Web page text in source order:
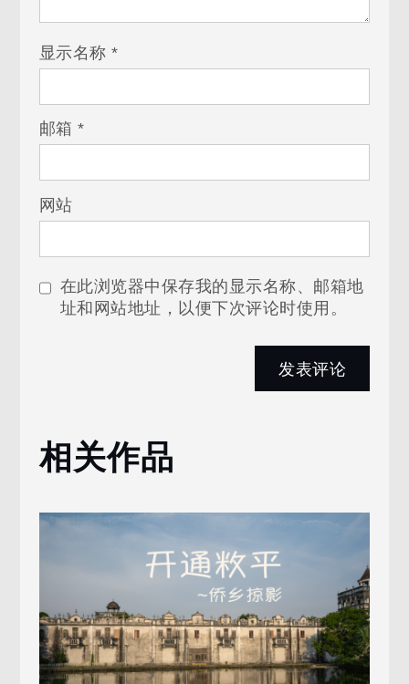
显示名称*
邮箱*
网站
在此浏览器中保存我的显示名称、邮箱地
址和网站地址，以便下次评论时使用。
相关作品